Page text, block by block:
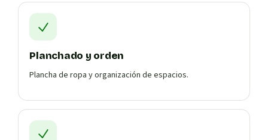
Planchado y orden
Plancha de ropa y organización de espacios.